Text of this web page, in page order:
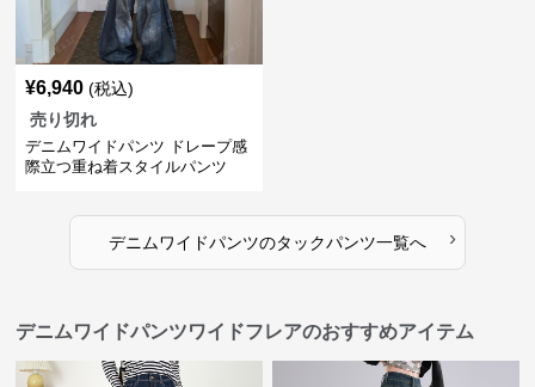
¥6,940 (税込)
売り切れ
デニムワイドパンツ ドレープ感
際立つ重ね着スタイルパンツ
デニムワイドパンツのタックパンツ一覧へ ›
デニムワイドパンツワイドフレアのおすすめアイテム